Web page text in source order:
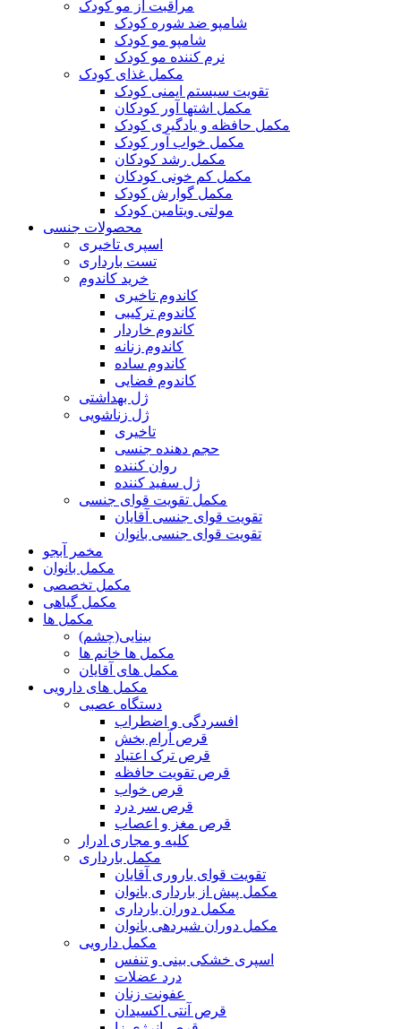
مراقبت از مو کودک
شامپو ضد شوره کودک
شامپو مو کودک
نرم کننده مو کودک
مکمل غذای کودک
تقویت سیستم ایمنی کودک
مکمل اشتها آور کودکان
مکمل حافظه و یادگیری کودک
مکمل خواب آور کودک
مکمل رشد کودکان
مکمل کم خونی کودکان
مکمل گوارش کودک
مولتی ویتامین کودک
محصولات جنسی
اسپری تاخیری
تست بارداری
خرید کاندوم
کاندوم تاخیری
کاندوم ترکیبی
کاندوم خاردار
کاندوم زنانه
کاندوم ساده
کاندوم فضایی
ژل بهداشتی
ژل زناشویی
تاخیری
حجم دهنده جنسی
روان کننده
ژل سفید کننده
مکمل تقویت قوای جنسی
تقویت قوای جنسی آقایان
تقویت قوای جنسی بانوان
مخمر آبجو
مکمل بانوان
مکمل تخصصی
مکمل گیاهی
مکمل ها
بینایی(چشم)
مکمل ها خانم ها
مکمل های آقایان
مکمل های دارویی
دستگاه عصبی
افسردگی و اضطراب
قرص آرام بخش
قرص ترک اعتیاد
قرص تقویت حافظه
قرص خواب
قرص سر درد
قرص مغز و اعصاب
کلیه و مجاری ادرار
مکمل بارداری
تقویت قوای باروری آقایان
مکمل پیش از بارداری بانوان
مکمل دوران بارداری
مکمل دوران شیردهی بانوان
مکمل دارویی
اسپری خشکی بینی و تنفس
درد عضلات
عفونت زنان
قرص آنتی اکسیدان